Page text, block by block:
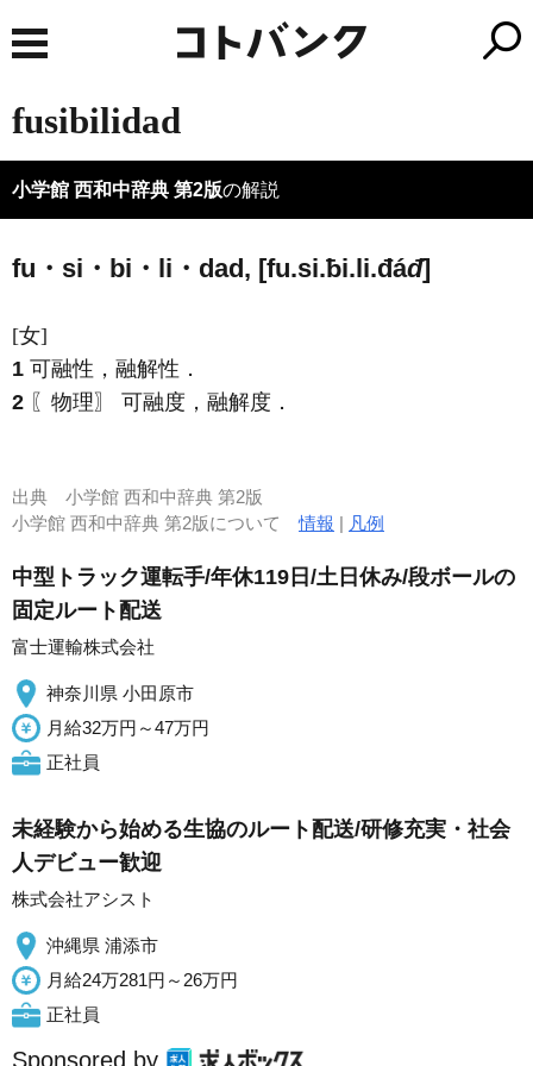
fusibilidad
小学館 西和中辞典 第2版の解説
fu・si・bi・li・dad, [fu.si.ƀi.li.đáđ]
[女]
1 可融性，融解性．
2 〖物理〗 可融度，融解度．
出典 小学館 西和中辞典 第2版
小学館 西和中辞典 第2版について情報 | 凡例
中型トラック運転手/年休119日/土日休み/段ボールの
固定ルート配送
富士運輸株式会社
神奈川県 小田原市
月給32万円～47万円
正社員
未経験から始める生協のルート配送/研修充実・社会
人デビュー歓迎
株式会社アシスト
沖縄県 浦添市
月給24万281円～26万円
正社員
Sponsored by